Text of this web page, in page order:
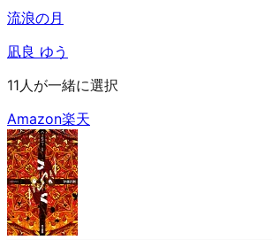
流浪の月
凪良 ゆう
11人が一緒に選択
Amazon楽天